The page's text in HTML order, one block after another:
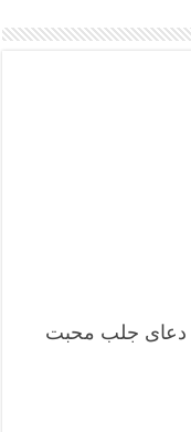
جلب محبت